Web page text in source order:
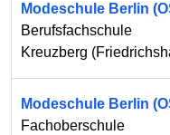
Modeschule Berlin
Berufsfachschule
Kreuzberg (
Modeschule Berlin
Fachoberschule